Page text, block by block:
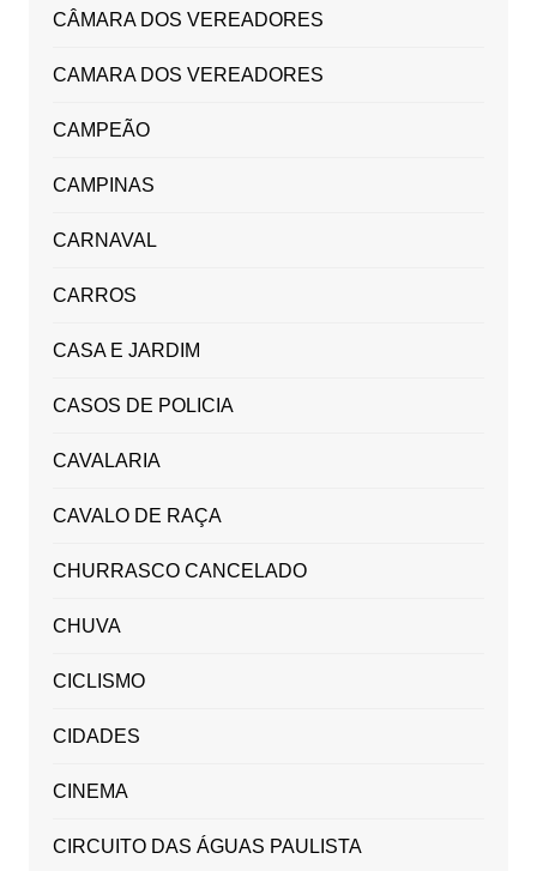
CÂMARA DOS VEREADORES
CAMARA DOS VEREADORES
CAMPEÃO
CAMPINAS
CARNAVAL
CARROS
CASA E JARDIM
CASOS DE POLICIA
CAVALARIA
CAVALO DE RAÇA
CHURRASCO CANCELADO
CHUVA
CICLISMO
CIDADES
CINEMA
CIRCUITO DAS ÁGUAS PAULISTA